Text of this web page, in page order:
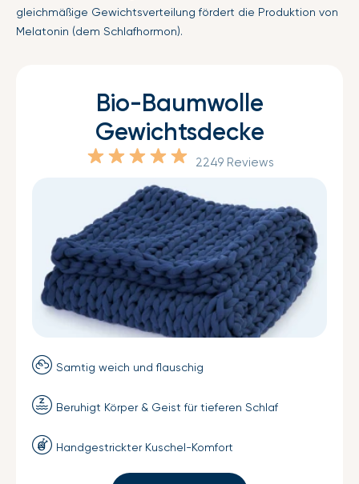
gleichmäßige Gewichtsverteilung fördert die Produktion von
Melatonin (dem Schlafhormon).
Bio-Baumwolle
Gewichtsdecke
2249 Reviews
Samtig weich und flauschig
Beruhigt Körper & Geist für tieferen Schlaf
Handgestrickter Kuschel-Komfort